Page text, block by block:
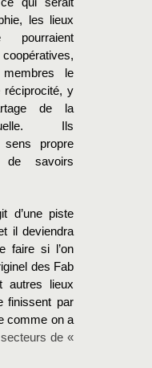
les lieux
pourraient
le
réciprocité, y
de la
Ils
sens propre
de savoirs
d’une piste
il deviendra
faire si l’on
des Fab
autres lieux
finissent par
comme on a
secteurs de «